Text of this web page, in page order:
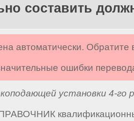
составить
автоматически.
ошибки
установки 4-го